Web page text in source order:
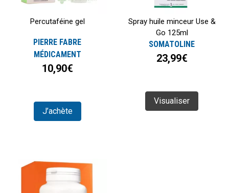
Percutaféine gel
PIERRE FABRE
MÉDICAMENT
10,90€
J’achète
Spray huile minceur Use &
Go 125ml
SOMATOLINE
23,99€
Visualiser